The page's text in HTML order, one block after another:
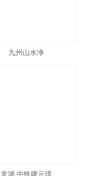
九州山水净
龙湖.中铁建云璟